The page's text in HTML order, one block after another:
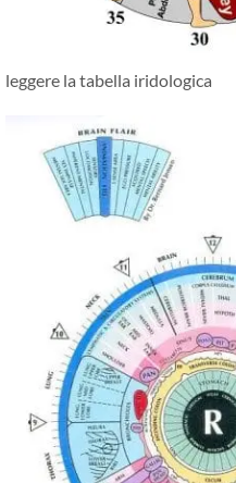
leggere la tabella iridologica